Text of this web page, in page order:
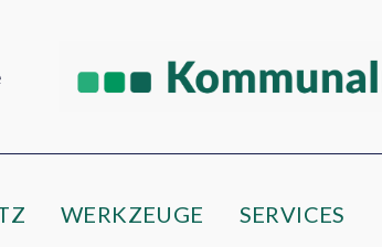
WERKZEUGE SERVICES